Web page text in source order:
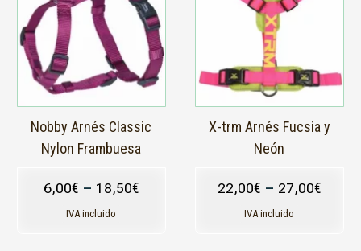
Nobby Arnés Classic
Nylon Frambuesa
6,00€ – 18,50€
IVA incluido
múltiples
variantes.
Las
opciones
pueden
elegir
página
producto
X-trm Arnés Fucsia y
Neón
22,00€ – 27,00€
IVA incluido
opciones
se
pueden
elegir
producto